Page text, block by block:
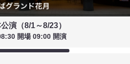
演（8/1～8/23）
開場 09:00 開演